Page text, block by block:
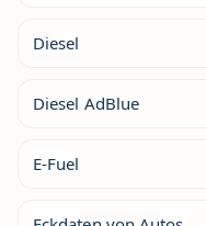
Diesel
Diesel AdBlue
E-Fuel